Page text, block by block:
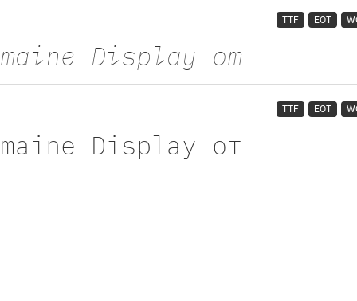
TTF EOT
TTF EOT